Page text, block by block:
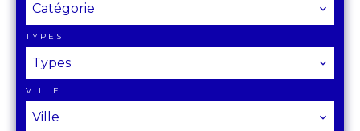
Catégorie
TYPES
Types
VILLE
Ville